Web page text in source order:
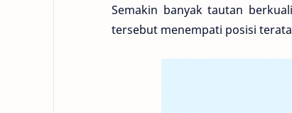
Semakin banyak tautan
tersebut menempati posisi